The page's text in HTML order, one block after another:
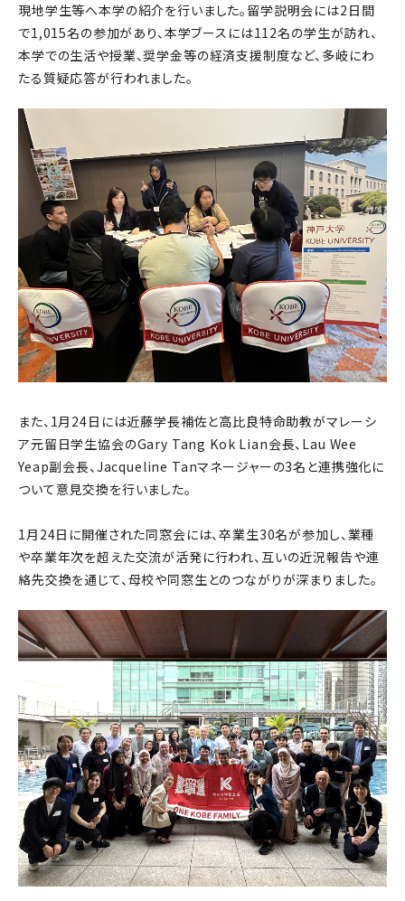
現地学生等へ本学の紹介を行いました。留学説明会には2日間
で1,015名の参加があり、本学ブースには112名の学生が訪れ、
本学での生活や授業、奨学金等の経済支援制度など、多岐にわ
たる質疑応答が行われました。
また、1月24日には近藤学長補佐と高比良特命助教がマレーシ
ア元留日学生協会のGary Tang Kok Lian会長、Lau Wee
Yeap副会長、Jacqueline Tanマネージャーの3名と連携強化に
ついて意見交換を行いました。
1月24日に開催された同窓会には、卒業生30名が参加し、業種
や卒業年次を超えた交流が活発に行われ、互いの近況報告や連
絡先交換を通じて、母校や同窓生とのつながりが深まりました。